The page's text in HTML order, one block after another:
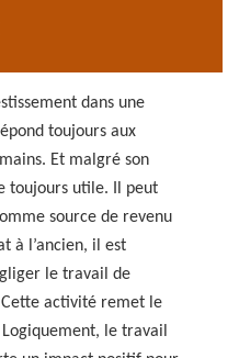
dans une
toujours aux
Et malgré son
toujours utile. Il peut
source de revenu
à l’ancien, il est
le travail de
activité remet le
le travail